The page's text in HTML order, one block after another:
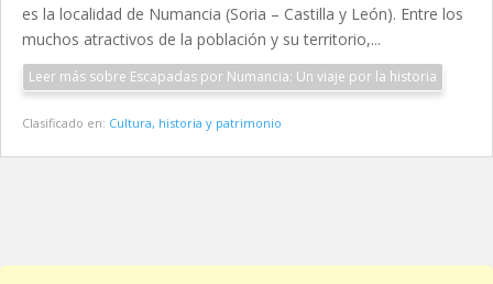
es la localidad de Numancia (Soria – Castilla y León). Entre los
muchos atractivos de la población y su territorio,...
Leer más sobre Escapadas por Numancia: Un viaje por la historia
Clasificado en: Cultura, historia y patrimonio